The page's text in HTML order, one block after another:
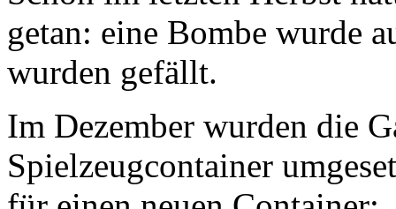
getan: eine Bombe wurde
wurden gefällt.
Im Dezember wurden die
Spielzeugcontainer